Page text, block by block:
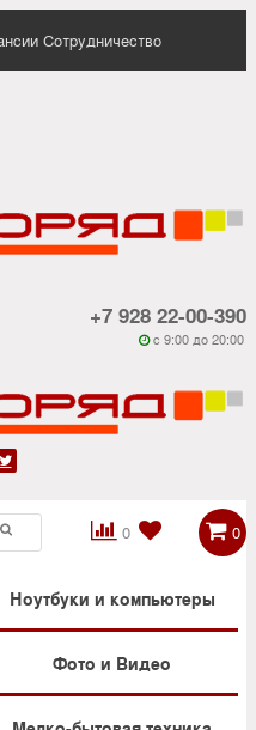
Сотрудничество
+7 928 22-00-390
 c 9:00 до 20:00

0

 0
Ноутбуки и компьютеры
Фото и Видео